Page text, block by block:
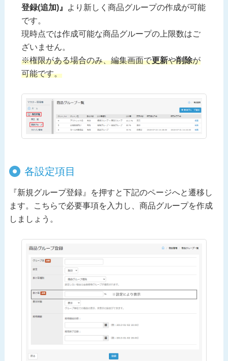
登録(追加)』
より新しく商品グループの作成が可能
です。
現時点では作成可能な商品グループの上限数はご
ざいません。
※権限がある場合のみ、編集画面で更新や削除が
可能です。
各設定項目
『新規グループ登録』を押すと下記のページへと遷移し
ます。こちらで必要事項を入力し、商品グループを作成
しましょう。